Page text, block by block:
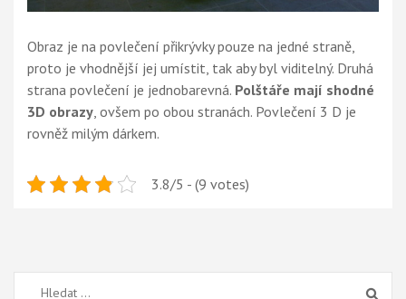
Obraz je na povlečení přikrývky pouze na jedné straně,
proto je vhodnější jej umístit, tak aby byl viditelný. Druhá
strana povlečení je jednobarevná. Polštáře mají shodné
3D obrazy , ovšem po obou stranách. Povlečení 3 D je
rovněž milým dárkem.
3.8/5 - (9 votes)
Vyhledávání